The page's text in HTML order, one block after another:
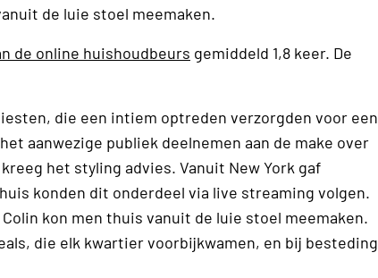
de luie stoel meemaken.
de online huishoudbeurs gemiddeld 1,8 keer. De
die een intiem optreden verzorgden voor een
aanwezige publiek deelnemen aan de make over
het styling advies. Vanuit New York gaf
konden dit onderdeel via live streaming volgen.
kon men thuis vanuit de luie stoel meemaken.
die elk kwartier voorbijkwamen, en bij besteding